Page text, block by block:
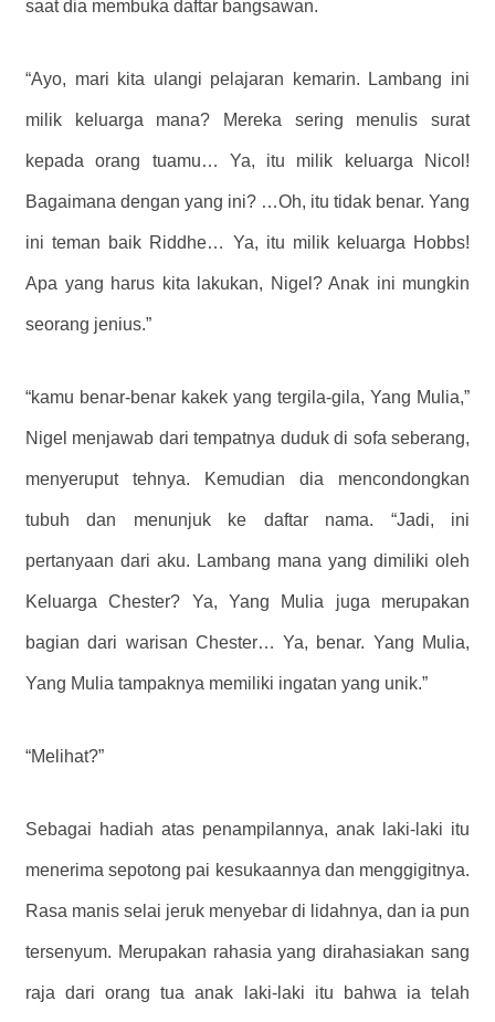
saat dia membuka daftar bangsawan.
“Ayo, mari kita ulangi pelajaran kemarin. Lambang ini
milik keluarga mana? Mereka sering menulis surat
kepada orang tuamu… Ya, itu milik keluarga Nicol!
Bagaimana dengan yang ini? …Oh, itu tidak benar. Yang
ini teman baik Riddhe… Ya, itu milik keluarga Hobbs!
Apa yang harus kita lakukan, Nigel? Anak ini mungkin
seorang jenius.”
“kamu benar-benar kakek yang tergila-gila, Yang Mulia,”
Nigel menjawab dari tempatnya duduk di sofa seberang,
menyeruput tehnya. Kemudian dia mencondongkan
tubuh dan menunjuk ke daftar nama. “Jadi, ini
pertanyaan dari aku. Lambang mana yang dimiliki oleh
Keluarga Chester? Ya, Yang Mulia juga merupakan
bagian dari warisan Chester… Ya, benar. Yang Mulia,
Yang Mulia tampaknya memiliki ingatan yang unik.”
“Melihat?”
Sebagai hadiah atas penampilannya, anak laki-laki itu
menerima sepotong pai kesukaannya dan menggigitnya.
Rasa manis selai jeruk menyebar di lidahnya, dan ia pun
tersenyum. Merupakan rahasia yang dirahasiakan sang
raja dari orang tua anak laki-laki itu bahwa ia telah